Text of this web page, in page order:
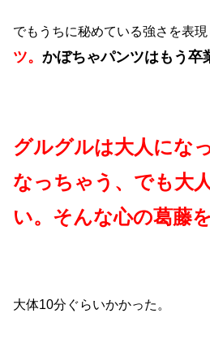
でもうちに秘めている強さを表
ツ。 かぼちゃパンツはもう卒
グルグルは大人にな
なっちゃう、でも大
い。そんな心の葛藤を
大体10分ぐらいかかった。